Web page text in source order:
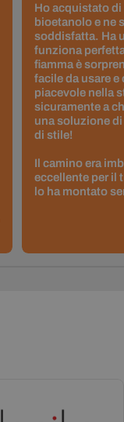
Ho acquistato di
bioetanolo e ne
soddisfatta. Ha
funziona
fiamma è
facile da usare e
piacevole nella
sicuramente a
una soluzione
di stile!
Il camino era
eccellente per il
lo ha montato